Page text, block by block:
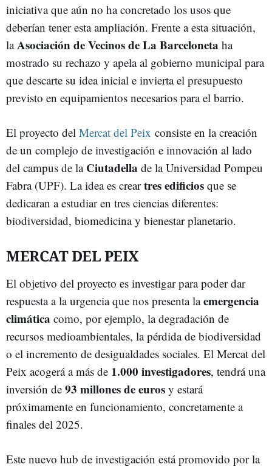
iniciativa que aún no ha concretado los usos que
deberían tener esta ampliación. Frente a esta situación,
laAsociación de Vecinos de La Barceloneta ha
mostrado su rechazo y apela al gobierno municipal para
que descarte su idea inicial e invierta el presupuesto
previsto en equipamientos necesarios para el barrio.
El proyecto del Mercat del Peix consiste en la creación
de un complejo de investigación e innovación al lado
del campus de la Ciutadella de la Universidad Pompeu
Fabra (UPF). La idea es creartres edificios que se
dedicaran a estudiar en tres ciencias diferentes:
biodiversidad, biomedicina y bienestar planetario.
MERCAT DEL PEIX
El objetivo del proyecto es investigar para poder dar
respuesta a la urgencia que nos presenta laemergencia
climática como, por ejemplo, la degradación de
recursos medioambientales, la pérdida de biodiversidad
o el incremento de desigualdades sociales. El Mercat del
Peix acogerá a más de 1.000 investigadores, tendrá una
inversión de 93 millones de euros y estará
próximamente en funcionamiento, concretamente a
finales del 2025.
Este nuevo hub de investigación está promovido por la